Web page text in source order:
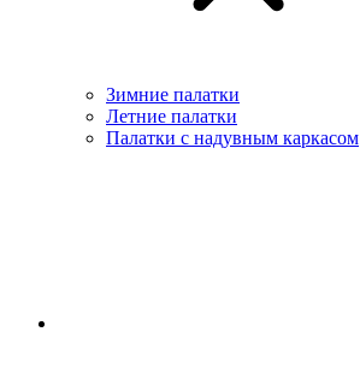
Зимние палатки
Летние палатки
Палатки с надувным каркасом